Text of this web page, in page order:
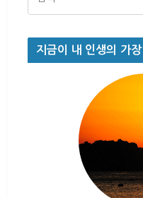
지금이 내 인생의 가